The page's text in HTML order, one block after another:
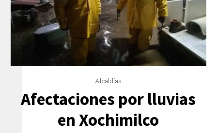
Alcaldías
Afectaciones por lluvias
en Xochimilco